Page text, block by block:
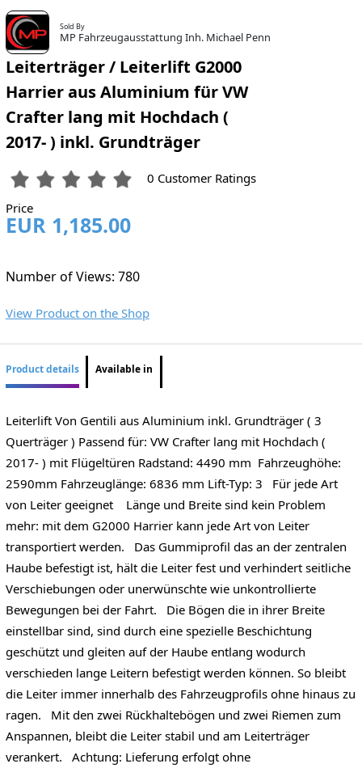
Sold By
MP Fahrzeugausstattung Inh. Michael Penn
Leiterträger / Leiterlift G2000
Harrier aus Aluminium für VW
Crafter lang mit Hochdach (
2017- ) inkl. Grundträger
0 Customer Ratings
Price
EUR 1,185.00
Number of Views: 780
View Product on the Shop
Product details Available in
Leiterlift Von Gentili aus Aluminium inkl. Grundträger ( 3
Querträger ) Passend für: VW Crafter lang mit Hochdach (
2017- ) mit Flügeltüren Radstand: 4490 mm Fahrzeughöhe:
2590mm Fahrzeuglänge: 6836 mm Lift-Typ: 3 Für jede Art
von Leiter geeignet Länge und Breite sind kein Problem
mehr: mit dem G2000 Harrier kann jede Art von Leiter
transportiert werden. Das Gummiprofil das an der zentralen
Haube befestigt ist, hält die Leiter fest und verhindert seitliche
Verschiebungen oder unerwünschte wie unkontrollierte
Bewegungen bei der Fahrt. Die Bögen die in ihrer Breite
einstellbar sind, sind durch eine spezielle Beschichtung
geschützt und gleiten auf der Haube entlang wodurch
verschieden lange Leitern befestigt werden können. So bleibt
die Leiter immer innerhalb des Fahrzeugprofils ohne hinaus zu
ragen. Mit den zwei Rückhaltebögen und zwei Riemen zum
Anspannen, bleibt die Leiter stabil und am Leiterträger
verankert. Achtung: Lieferung erfolgt ohne